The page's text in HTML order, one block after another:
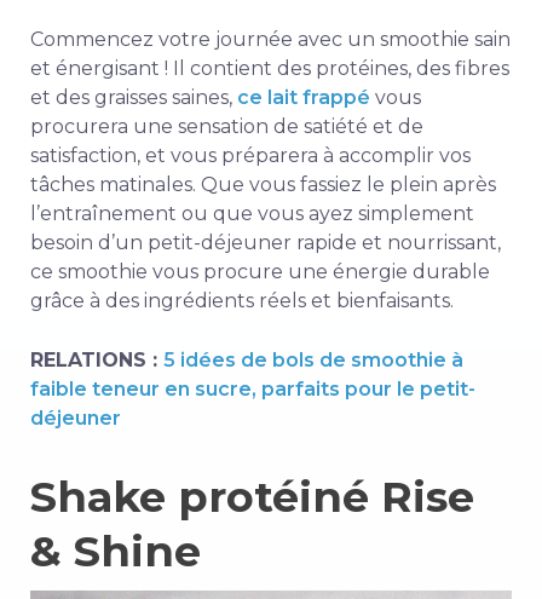
Commencez votre journée avec un smoothie sain
et énergisant ! Il contient des protéines, des fibres
et des graisses saines, ce lait frappé vous
procurera une sensation de satiété et de
satisfaction, et vous préparera à accomplir vos
tâches matinales. Que vous fassiez le plein après
l’entraînement ou que vous ayez simplement
besoin d’un petit-déjeuner rapide et nourrissant,
ce smoothie vous procure une énergie durable
grâce à des ingrédients réels et bienfaisants.
RELATIONS : 5 idées de bols de smoothie à
faible teneur en sucre, parfaits pour le petit-
déjeuner
Shake protéiné Rise
& Shine